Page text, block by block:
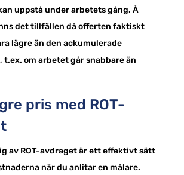
uppstå under arbetets gång. Å
det tillfällen då offerten faktiskt
lägre än den ackumulerade
om arbetet går snabbare än
pris med ROT-
av ROT-avdraget är ett effektivt sätt
när du anlitar en målare.